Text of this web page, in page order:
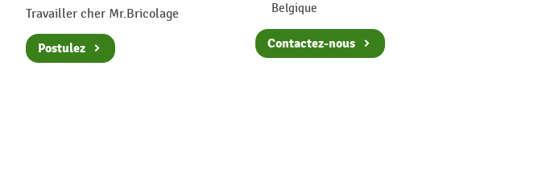
Travailler cher Mr.Bricolage
Postulez
Belgique
Contactez-nous